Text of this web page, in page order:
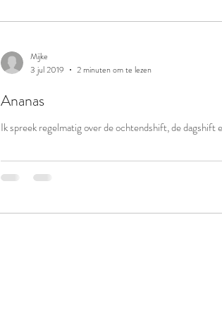
Mijke
3 jul 2019
2 minuten om te lezen
Ananas
Ik spreek regelmatig over de ochtendshift, de dagshift